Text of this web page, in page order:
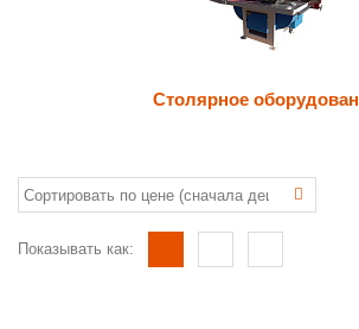
Столярное
Показывать как: